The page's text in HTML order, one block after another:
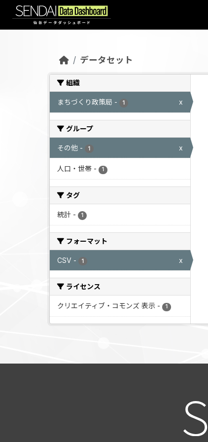
Skip to main content
データセット
組織
まちづくり政策局 - 1 x
グループ
その他 - 1 x
人口・世帯 - 1
タグ
統計 - 1
フォーマット
CSV - 1 x
ライセンス
クリエイティブ・コモンズ 表示 - 1